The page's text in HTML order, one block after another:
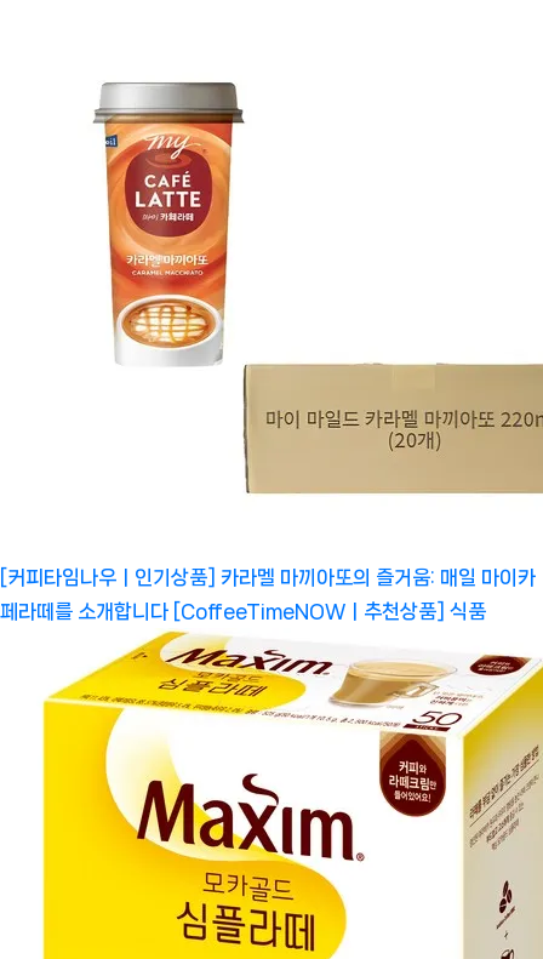
[커피타임나우ㅣ인기상품] 카라멜 마끼아또의 즐거움: 매일 마이카
페라떼를 소개합니다 [CoffeeTimeNOWㅣ추천상품]
식품